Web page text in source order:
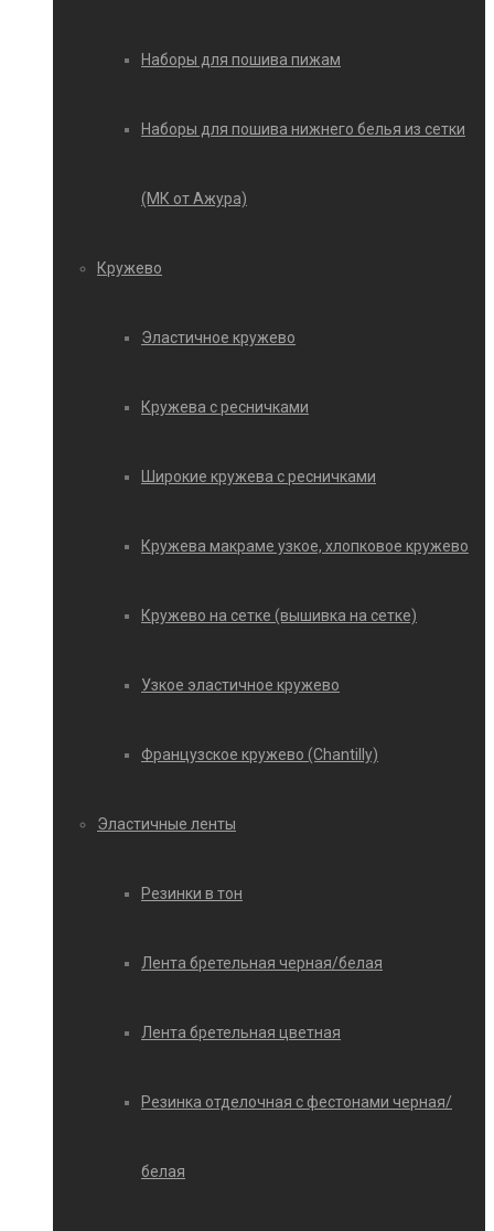
Наборы для пошива пижам
Наборы для пошива нижнего белья из сетки
(МК от Ажура)
Кружево
Эластичное кружево
Кружева с ресничками
Широкие кружева с ресничками
Кружева макраме узкое, хлопковое кружево
Кружево на сетке (вышивка на сетке)
Узкое эластичное кружево
Французское кружево (Chantilly)
Эластичные ленты
Резинки в тон
Лента бретельная черная/белая
Лента бретельная цветная
Резинка отделочная с фестонами черная/
белая